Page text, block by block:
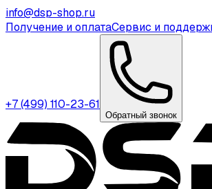
info@dsp-shop.ru
Получение и оплатаСервис и
+7 (499) 110-23-61
Обратный звонок